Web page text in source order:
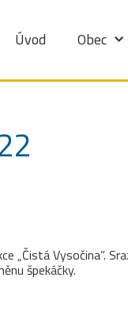
Úvod Obec
„Čistá Vysočina“.
špekáčky.